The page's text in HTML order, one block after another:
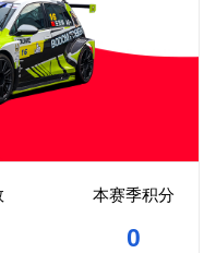
本赛季积分
0